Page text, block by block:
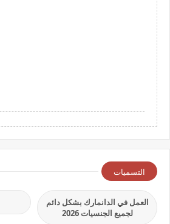
التسميات
العمل في الدانمارك بشكل دائم
لجميع الجنسيات 2026